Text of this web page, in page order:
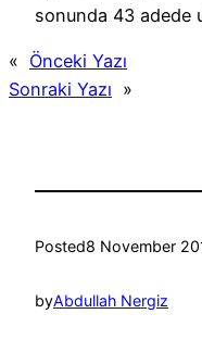
sonunda 43 adede
« Önceki Yazı
Sonraki Yazı »
Posted8 November
byAbdullah Nergiz